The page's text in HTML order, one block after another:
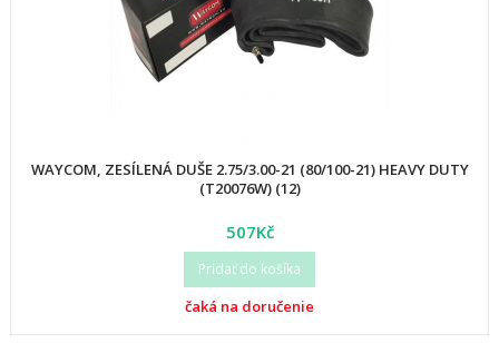
WAYCOM, ZESÍLENÁ DUŠE 2.75/3.00-21 (80/100-21) HEAVY DUTY
(T20076W) (12)
507Kč
Pridať do košíka
čaká na doručenie